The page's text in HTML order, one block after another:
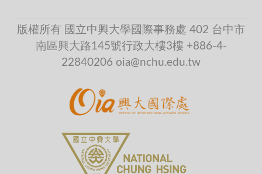
版權所有 國立中興大學國際事務處 402 台中市
南區興大路145號行政大樓3樓 +886-4-
22840206 oia@nchu.edu.tw